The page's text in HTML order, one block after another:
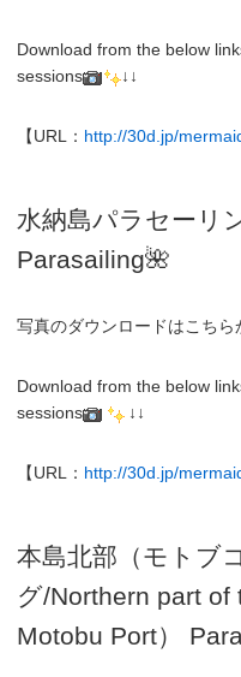
Download from the below
sessions
↓↓
【URL： http://30d.jp/
水納島パラセーリ
Parasailing🌺
写真のダウンロードはこちら
Download from the below
sessions
↓↓
【URL： http://30d.jp/
本島北部（モトブ
グ/Northern part of
Motobu Port）